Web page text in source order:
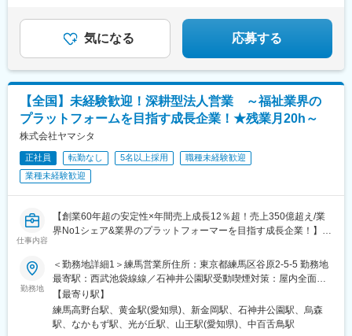
す。
属先を決定予定。上記以外の拠点希望も歓迎※受動喫煙対策：屋内
全面禁煙
四条駅、四条大宮駅、四条駅(京都市営)、九条駅(京都府)、伏見桃
山駅、東梅田駅、倉敷駅、横川駅(広島県)、紙屋町東駅、松川町
駅、千葉中央駅、東中山駅、虎ノ門駅、西日暮里駅、神田駅(東京
横川一丁目駅、県庁前駅(広島県)、猿猴橋町駅、的場町駅
◎オンライン事業説明会開催中
気になる 応募する
【全国】未経験歓迎！深耕型法人営業 ～福祉業界の
プラットフォームを目指す成長企業！★残業月20h～
株式会社ヤマシタ
正社員 転勤なし 5名以上採用
職種未経験歓迎
業種未経験歓迎
仕事内容
【創業60年超の安定性×年間売上成長12％超！売上350億超え/業
界No1シェア&業界のプラットフォーマーを目指す成長企業！】
事業のさらなる成長を目指し、新しいメンバーの募集を行いま
す。
■職務概要
・居宅介護支援事業者等に福祉用具のレンタル・販売の営業
・利用者に最適な用具を選定、納品、相談対応
・商材は、介護ベッド関連用具、車いす、歩行器、入浴関連用
勤務地
＜勤務地詳細1＞練馬営業所住所：東京都練馬区谷原2-5-5 勤務地
最寄駅：西武池袋線線／石神井公園駅受動喫煙対策：屋内全面禁
煙＜勤務地詳細2＞名古屋中川営業所住所：愛知県名古屋市中川区
舟戸町6-23 受動喫煙対策：屋内全面禁煙＜勤務地詳細3＞堺営業
所住所：大阪府堺市北区金岡町3001番地３ 受動喫煙対策：屋内全
【最寄り駅】
練馬高野台駅、黄金駅(愛知県)、新金岡駅、石神井公園駅、烏森
駅、なかもず駅、光が丘駅、山王駅(愛知県)、中百舌鳥駅